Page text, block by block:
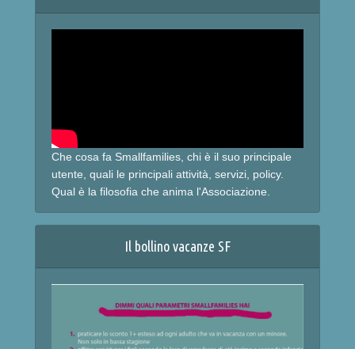
Che cosa fa Smallfamilies, chi è il suo principale
utente, quali le principali attività, servizi, policy.
Qual è la filosofia che anima l'Associazione.
Il bollino vacanze SF